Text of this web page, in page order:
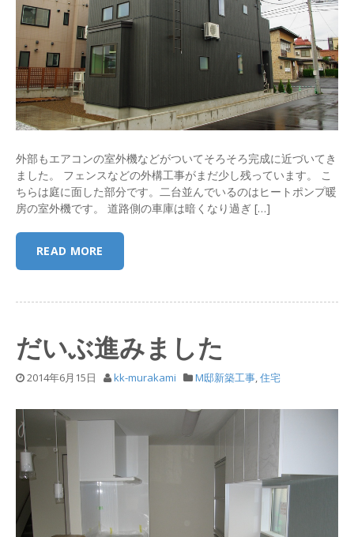
外部もエアコンの室外機などがついてそろそろ完成に近づいてき
ました。 フェンスなどの外構工事がまだ少し残っています。 こ
ちらは庭に面した部分です。二台並んでいるのはヒートポンプ暖
房の室外機です。 道路側の車庫は暗くなり過ぎ […]
READ MORE
だいぶ進みました
2014年6月15日 kk-murakami M邸新築工事,住宅